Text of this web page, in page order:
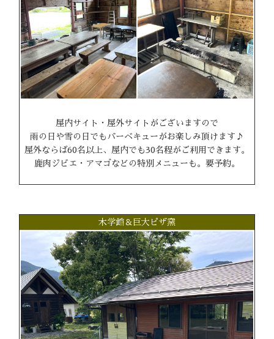
屋内サイト・屋外サイトがございますので
雨の日や雪の日でもバーベキューがお楽しみ頂けます♪
屋外ならば60名以上、屋内でも30名程がご利用できます。
鹿肉ジビエ・アマゴなどの特別メニューも。要予約。
木学館＆巨大ピザ窯